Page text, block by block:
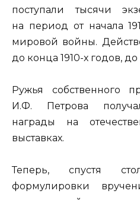
поступали тысячи
на период от начала
мировой войны.
до конца 1910-х годов,
Ружья собственного
И.Ф. Петрова
награды на
выставках.
Теперь, спустя
формулировки